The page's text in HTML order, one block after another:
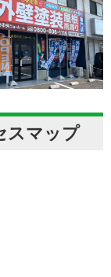
スマップ